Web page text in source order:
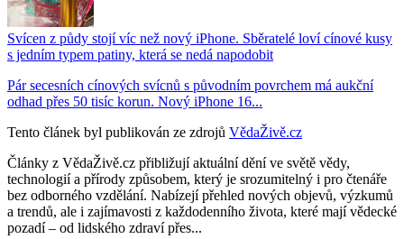
Svícen z půdy stojí víc než nový iPhone. Sběratelé loví cínové kusy
s jedním typem patiny, která se nedá napodobit
Pár secesních cínových svícnů s původním povrchem má aukční
odhad přes 50 tisíc korun. Nový iPhone 16...
Tento článek byl publikován ze zdrojů VědaŽivě.cz
Články z VědaŽivě.cz přibližují aktuální dění ve světě vědy,
technologií a přírody způsobem, který je srozumitelný i pro čtenáře
bez odborného vzdělání. Nabízejí přehled nových objevů, výzkumů
a trendů, ale i zajímavosti z každodenního života, které mají vědecké
pozadí – od lidského zdraví přes...